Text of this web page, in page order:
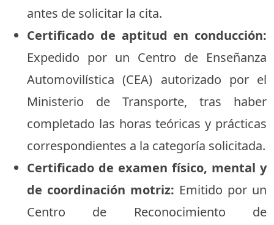
antes de solicitar la cita.
Certificado de aptitud en conducción:
Expedido por un Centro de Enseñanza
Automovilística (CEA) autorizado por el
Ministerio de Transporte, tras haber
completado las horas teóricas y prácticas
correspondientes a la categoría solicitada.
Certificado de examen físico, mental y
de coordinación motriz: Emitido por un
Centro de Reconocimiento de